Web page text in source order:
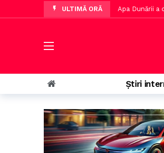
ULTIMĂ ORĂ
Cătălin Cîrjan
Palatul
Știri